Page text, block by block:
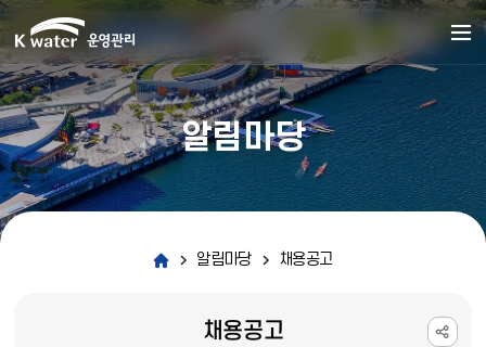
알림마당
알림마당 채용공고
채용공고